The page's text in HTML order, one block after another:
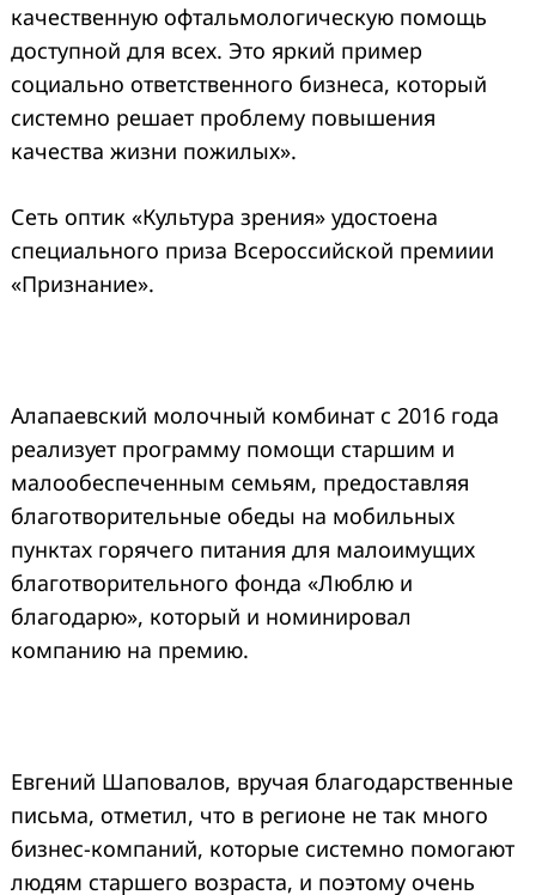
качественную офтальмологическую помощь
доступной для всех. Это яркий пример
социально ответственного бизнеса, который
системно решает проблему повышения
качества жизни пожилых».
Сеть оптик «Культура зрения» удостоена
специального приза Всероссийской премиии
«Признание».
Алапаевский молочный комбинат с 2016 года
реализует программу помощи старшим и
малообеспеченным семьям, предоставляя
благотворительные обеды на мобильных
пунктах горячего питания для малоимущих
благотворительного фонда «Люблю и
благодарю», который и номинировал
компанию на премию.
Евгений Шаповалов, вручая благодарственные
письма, отметил, что в регионе не так много
бизнес-компаний, которые системно помогают
людям старшего возраста, и поэтому очень